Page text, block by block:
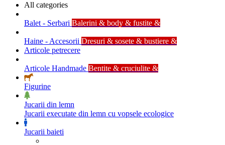
All categories
Balet - Serbari Balerini & body & fustite &
Haine - Accesorii Dresuri & sosete & bustiere &
Articole petrecere
Articole Handmade Bentite & cruciulite &
Figurine
Jucarii din lemn
Jucarii executate din lemn cu vopsele ecologice
Jucarii baieti